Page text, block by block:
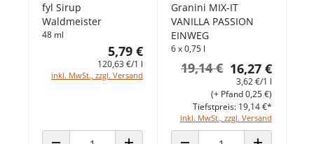
fyl Sirup
Waldmeister
48 ml
5,79 €
120,63 €/1 l
inkl. MwSt., zzgl. Versand
Granini MIX-IT
VANILLA PASSION
EINWEG
6 x 0,75 l
16,27 €
19,14 €
3,62 €/1 l
inkl. MwSt., zzgl. Versand
(+ Pfand 0,25 €)
Tiefstpreis: 19,14 €*